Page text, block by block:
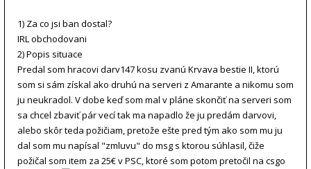
1) Za co jsi ban dostal?
IRL obchodovani
2) Popis situace
Predal som hracovi darv147 kosu zvanú Krvava bestie II, ktorú
som si sám získal ako druhú na serveri z Amarante a nikomu som
ju neukradol. V dobe keď som mal v pláne skončiť na serveri som
sa chcel zbaviť pár vecí tak ma napadlo že ju predám darvovi,
alebo skôr teda požičiam, pretože ešte pred tým ako som mu ju
dal som mu napísal "zmluvu" do msg s ktorou súhlasil, čiže
požičal som item za 25€ v PSC, ktoré som potom pretočil na csgo